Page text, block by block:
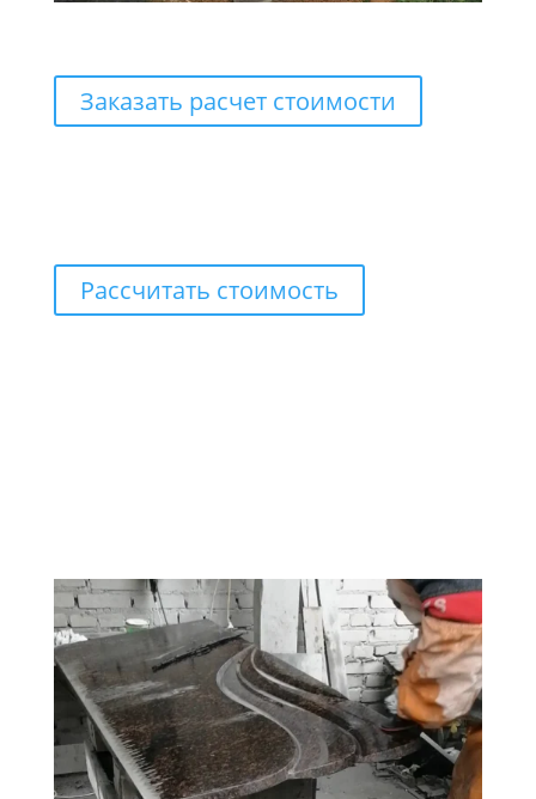
Заказать расчет стоимости
Рассчитать стоимость